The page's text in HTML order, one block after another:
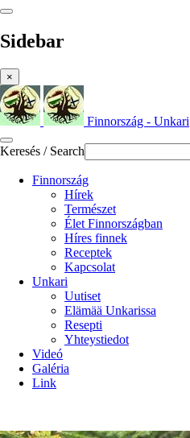
Sidebar
×
Finnország - Unkari
Keresés / Search
Finnország
Hírek
Természet
Élet Finnországban
Híres finnek
Receptek
Kapcsolat
Unkari
Uutiset
Elämää Unkarissa
Resepti
Yhteystiedot
Videó
Galéria
Link